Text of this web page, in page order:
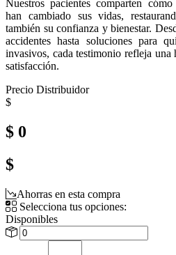
Nuestros pacientes comparten
han cambiado sus vidas,
también su confianza y bienestar.
accidentes hasta soluciones para
invasivos, cada testimonio refleja
satisfacción.
Precio Distribuidor
$
$ 0
$
Ahorras en esta compra
Selecciona tus opciones:
Disponibles